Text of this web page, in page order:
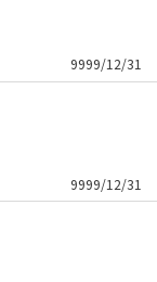
9999/12/31
9999/12/31